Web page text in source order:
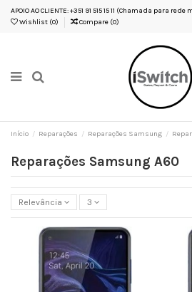
APOIO AO CLIENTE: +351 91 515 15 11 (Chamada para
Wishlist (0) Compare (0)
Início Reparações Reparações Samsung
Reparações Samsung A60
Relevância 3